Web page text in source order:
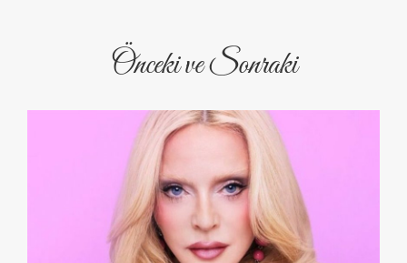
Önceki ve Sonraki